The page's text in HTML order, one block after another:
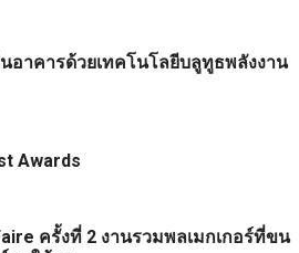
อาคารด้วยเทคโนโลยีบลูทูธพลังงาน
Awards
ครั้งที่ 2 งานรวมพลเมกเกอร์ที่ขน